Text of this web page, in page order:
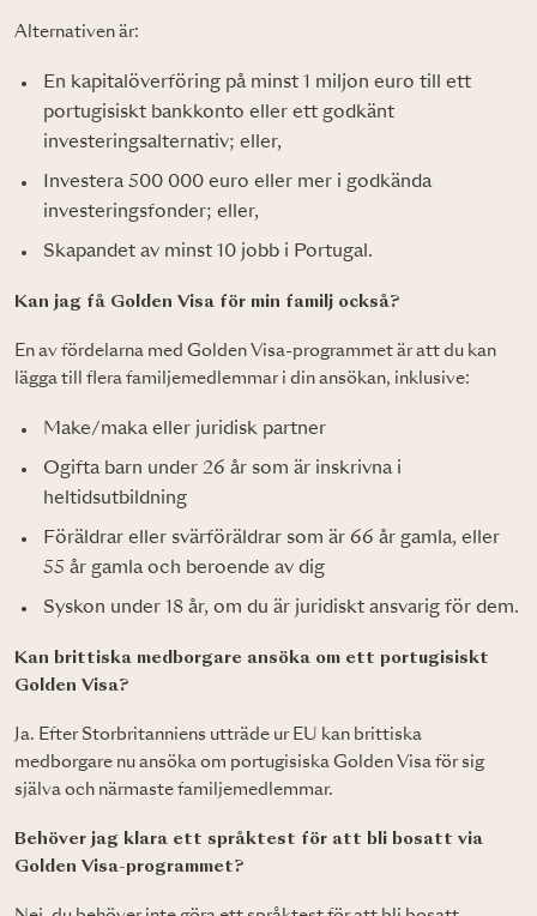
Alternativen är:
En kapitalöverföring på minst 1 miljon euro till ett
portugisiskt bankkonto eller ett godkänt
investeringsalternativ; eller,
Investera 500 000 euro eller mer i godkända
investeringsfonder; eller,
Skapandet av minst 10 jobb i Portugal.
Kan jag få Golden Visa för min familj också?
En av fördelarna med Golden Visa-programmet är att du kan
lägga till flera familjemedlemmar i din ansökan, inklusive:
Make/maka eller juridisk partner
Ogifta barn under 26 år som är inskrivna i
heltidsutbildning
Föräldrar eller svärföräldrar som är 66 år gamla, eller
55 år gamla och beroende av dig
Syskon under 18 år, om du är juridiskt ansvarig för dem.
Kan brittiska medborgare ansöka om ett portugisiskt
Golden Visa?
Ja. Efter Storbritanniens utträde ur EU kan brittiska
medborgare nu ansöka om portugisiska Golden Visa för sig
själva och närmaste familjemedlemmar.
Behöver jag klara ett språktest för att bli bosatt via
Golden Visa-programmet?